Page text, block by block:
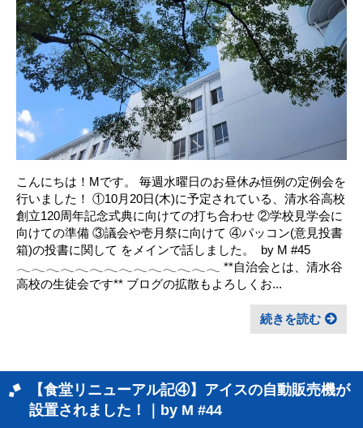
こんにちは！Mです。 毎週水曜日のお昼休み恒例の定例会を
行いました！ ①10月20日(木)に予定されている、清水谷高校
創立120周年記念式典に向けての打ち合わせ ②学校見学会に
向けての準備 ③議会や壱月祭に向けて ④パッコン(意見投書
箱)の投書に関して をメインで話しました。 ㅤ by M #45
𓂃𓂃𓂃𓂃𓂃𓂃𓂃𓂃𓂃𓂃𓂃𓂃𓂃𓂃 **自治会とは、清水谷
高校の生徒会です** ブログの拡散もよろしくお...
続きを読む
【食堂リニューアル記④】アイスの自動販売機が
設置されました！｜by M #44